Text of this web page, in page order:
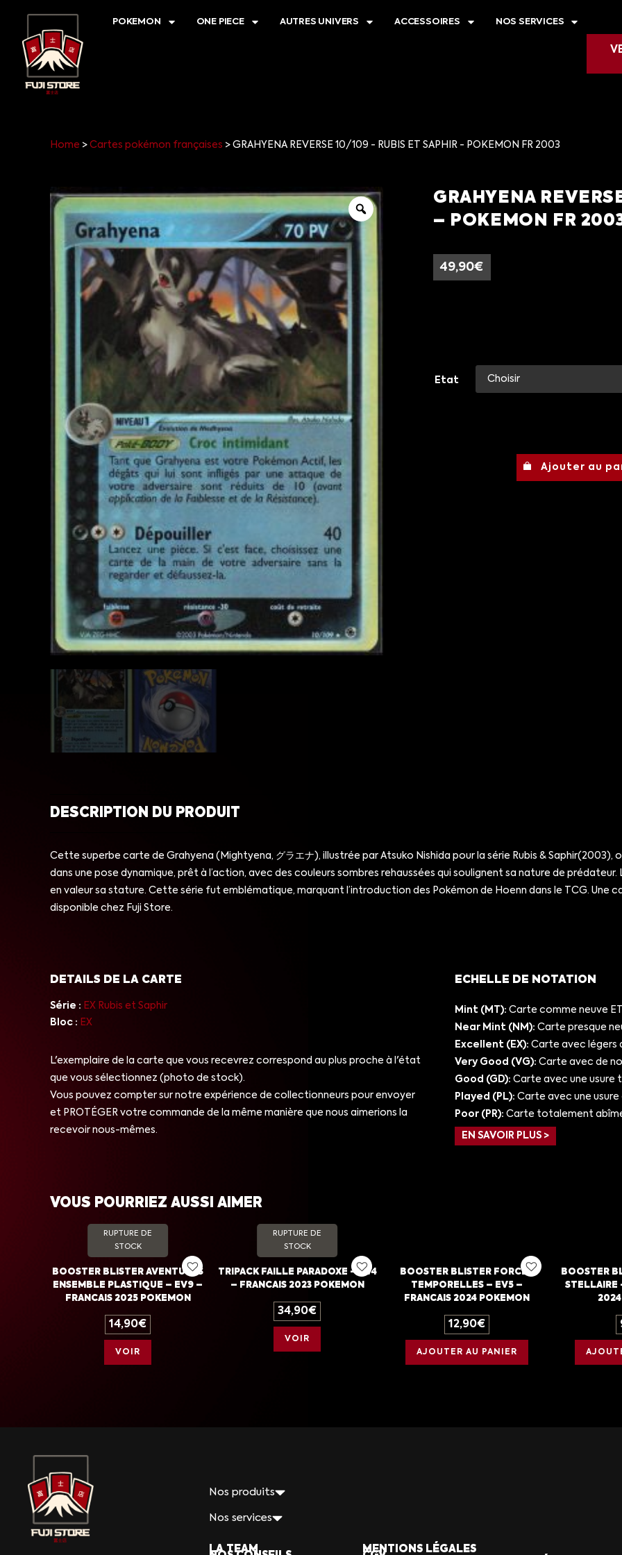
POKEMON ONE PIECE AUTRES UNIVERS ACCESSOIRES NOS SERVICES
Home > Cartes pokémon françaises > GRAHYENA REVERSE 10/109 - RUBIS ET SAPHIR - POKEMON FR 2003
GRAHYENA
– POKEMON FR
49,90€
Etat
Ajouter au
DESCRIPTION DU PRODUIT
Cette superbe carte de Grahyena (Mightyena, グラエナ), illustrée par Atsuko Nishida pour la série Rubis &
dans une pose dynamique, prêt à l’action, avec des couleurs sombres rehaussées qui soulignent sa nature de
en valeur sa stature. Cette série fut emblématique, marquant l’introduction des Pokémon de Hoenn dans le TCG. Une
disponible chez Fuji Store.
DETAILS DE LA CARTE
Série : EX Rubis et Saphir
Bloc : EX
L'exemplaire de la carte que vous recevrez correspond au plus proche à l'état
que vous sélectionnez (photo de stock).
Vous pouvez compter sur notre expérience de collectionneurs pour envoyer
et PROTÉGER votre commande de la même manière que nous aimerions la
recevoir nous-mêmes.
ECHELLE DE NOTATION
Mint (MT): Carte comme neuve
Near Mint (NM): Carte presque
Excellent (EX): Carte avec légers
Very Good (VG): Carte avec de
Good (GD): Carte avec une usure
Played (PL): Carte avec une
Poor (PR): Carte totalement
EN SAVOIR PLUS >
VOUS POURRIEZ AUSSI AIMER
RUPTURE DE
STOCK
BOOSTER BLISTER AVENTURES
ENSEMBLE PLASTIQUE – EV9 –
FRANCAIS 2025 POKEMON
14,90€
VOIR
RUPTURE DE
STOCK
TRIPACK FAILLE PARADOXE – EV4
– FRANCAIS 2023 POKEMON
34,90€
VOIR
BOOSTER BLISTER FORCES
TEMPORELLES – EV5 –
FRANCAIS 2024 POKEMON
12,90€
AJOUTER AU PANIER
BOOSTER
STELLAIRE
2024
Nos produits
Nos services
LA TEAM MENTIONS LÉGALES